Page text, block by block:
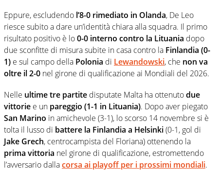
Eppure, escludendo l’8-0 rimediato in Olanda, De Leo
riesce subito a dare un’identità chiara alla squadra. Il primo
risultato positivo è lo0-0 interno contro la Lituania dopo
due sconfitte di misura subite in casa contro la Finlandia (0-
1) e sul campo della Polonia di Lewandowski, che non va
oltre il 2-0 nel girone di qualificazione ai Mondiali del 2026.
Nelle ultime tre partite disputate Malta ha ottenutodue
vittorie e un pareggio (1-1 in Lituania). Dopo aver piegato
San Marino in amichevole (3-1), lo scorso 14 novembre si è
tolta il lusso di battere la Finlandia a Helsinki(0-1, gol di
Jake Grech, centrocampista del Floriana) ottenendo la
prima vittoria nel girone di qualificazione, estromettendo
l’avversario dallacorsa ai playoff per i prossimi mondiali.